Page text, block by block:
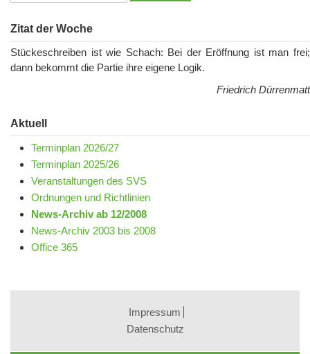
Zitat der Woche
Stückeschreiben ist wie Schach: Bei der Eröffnung ist man frei;
dann bekommt die Partie ihre eigene Logik.
Friedrich Dürrenmatt
Aktuell
Terminplan 2026/27
Terminplan 2025/26
Veranstaltungen des SVS
Ordnungen und Richtlinien
News-Archiv ab 12/2008
News-Archiv 2003 bis 2008
Office 365
Impressum
Datenschutz